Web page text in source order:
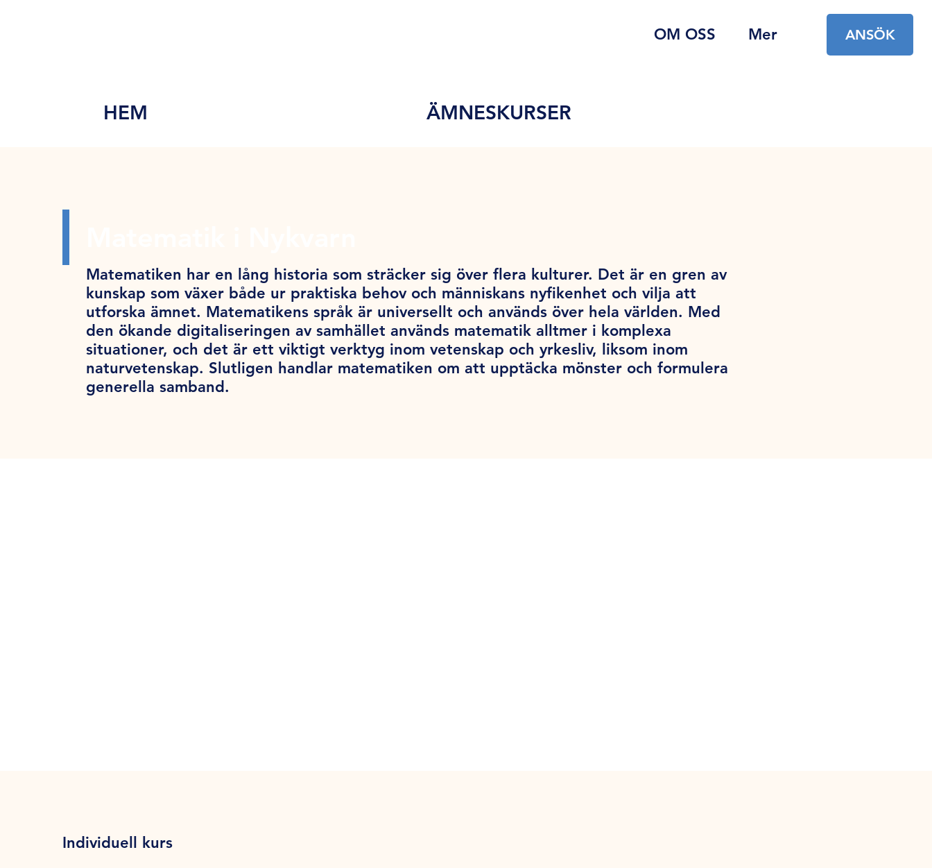
OM OSS Mer ANSÖK
HEM ÄMNESKURSER
Matematiken har en lång historia som sträcker sig över flera kulturer. Det är en gren av
kunskap som växer både ur praktiska behov och människans nyfikenhet och vilja att
utforska ämnet. Matematikens språk är universellt och används över hela världen. Med
den ökande digitaliseringen av samhället används matematik alltmer i komplexa
situationer, och det är ett viktigt verktyg inom vetenskap och yrkesliv, liksom inom
naturvetenskap. Slutligen handlar matematiken om att upptäcka mönster och formulera
generella samband.
Individuell kurs